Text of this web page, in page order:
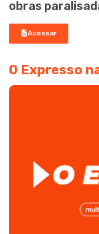
obras
Acessar
O Expresso